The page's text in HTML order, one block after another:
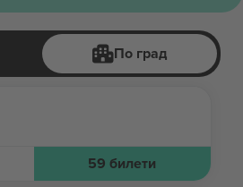
По град
59билети